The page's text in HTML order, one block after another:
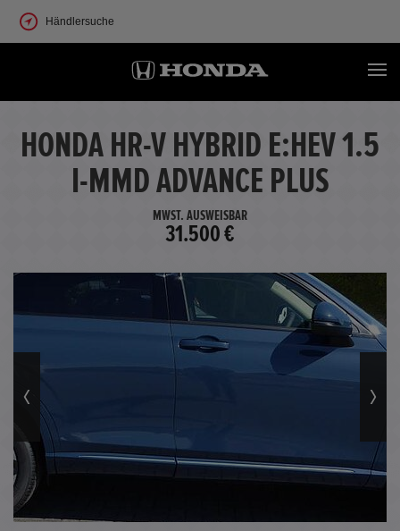
Händlersuche
HONDA HR-V HYBRID E:HEV 1.5
I-MMD ADVANCE PLUS
MWST. AUSWEISBAR
31.500 €